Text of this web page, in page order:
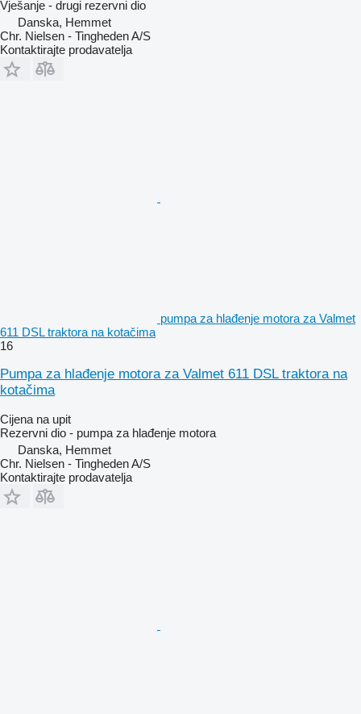
Vješanje - drugi rezervni dio
Danska, Hemmet
Chr. Nielsen - Tingheden A/S
Kontaktirajte prodavatelja
pumpa za hlađenje motora za Valmet
611 DSL traktora na kotačima
16
Pumpa za hlađenje motora za Valmet 611 DSL traktora na
kotačima
Cijena na upit
Rezervni dio - pumpa za hlađenje motora
Danska, Hemmet
Chr. Nielsen - Tingheden A/S
Kontaktirajte prodavatelja